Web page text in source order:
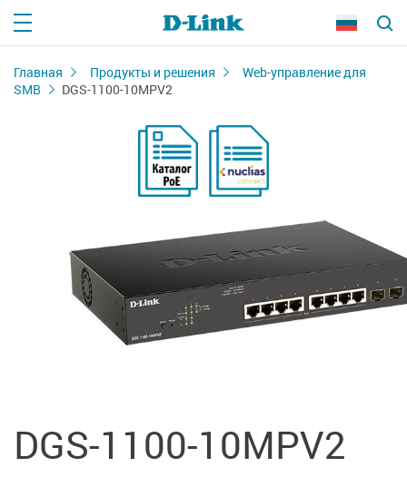
Главная Продукты и решения
Web-управление для
SMB
DGS-1100-10MPV2
DGS-1100-10MPV2